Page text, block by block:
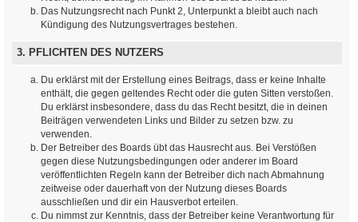
Das Nutzungsrecht nach Punkt 2, Unterpunkt a bleibt auch nach
Kündigung des Nutzungsvertrages bestehen.
3. PFLICHTEN DES NUTZERS
Du erklärst mit der Erstellung eines Beitrags, dass er keine Inhalte
enthält, die gegen geltendes Recht oder die guten Sitten verstoßen.
Du erklärst insbesondere, dass du das Recht besitzt, die in deinen
Beiträgen verwendeten Links und Bilder zu setzen bzw. zu
verwenden.
Der Betreiber des Boards übt das Hausrecht aus. Bei Verstößen
gegen diese Nutzungsbedingungen oder anderer im Board
veröffentlichten Regeln kann der Betreiber dich nach Abmahnung
zeitweise oder dauerhaft von der Nutzung dieses Boards
ausschließen und dir ein Hausverbot erteilen.
Du nimmst zur Kenntnis, dass der Betreiber keine Verantwortung für